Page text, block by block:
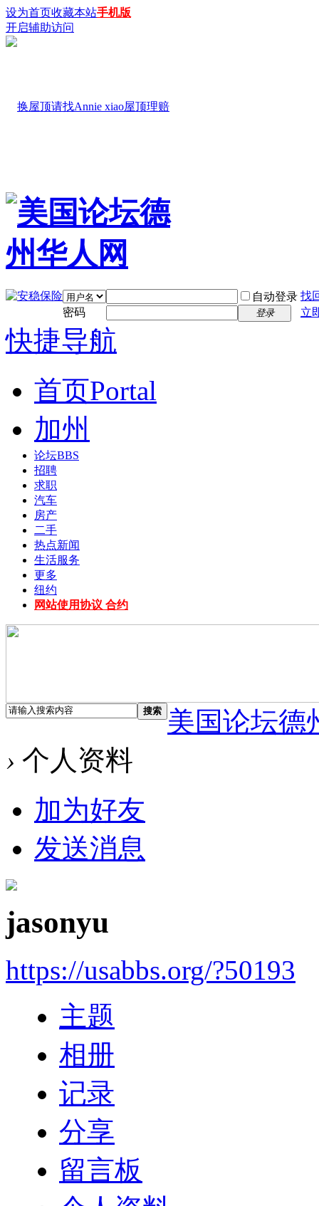
设为首页收藏本站手机版
开启辅助访问
自动登录 找
密码
登录 立
快捷导航
首页Portal
加州
论坛BBS
招聘
求职
汽车
房产
二手
热点新闻
生活服务
更多
纽约
网站使用协议 合约
搜索
美国论坛德
› 个人资料
加为好友
发送消息
jasonyu
https://usabbs.org/?50193
主题
相册
记录
分享
留言板